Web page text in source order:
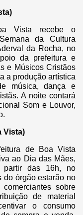
Vista recebe o
da Cultura
da Rocha, no
da prefeitura e
e Músicos Cristãos
a produção artística
música, dança e
A noite contará
Som e Louvor,
Vista)
de Boa Vista
ao Dia das Mães,
partir das 16h, no
do órgão estarão no
sobre
de material
o consumo